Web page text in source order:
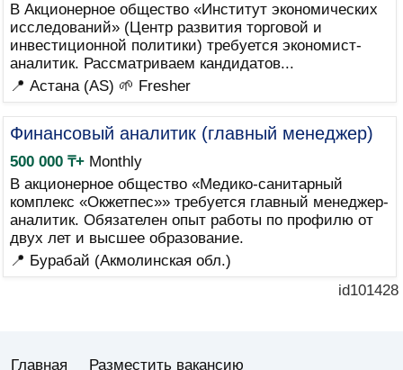
В Акционерное общество «Институт экономических
исследований» (Центр развития торговой и
инвестиционной политики) требуется экономист-
аналитик. Рассматриваем кандидатов...
📍 Астана (AS) 🌱 Fresher
Финансовый аналитик (главный менеджер)
500 000 ₸+Monthly
В акционерное общество «Медико-санитарный
комплекс «Окжетпес»» требуется главный менеджер-
аналитик. Обязателен опыт работы по профилю от
двух лет и высшее образование.
📍 Бурабай (Акмолинская обл.)
id101428
Главная Разместить вакансию